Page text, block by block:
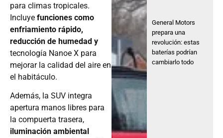
para climas tropicales.
Incluye funciones como
enfriamiento rápido,
reducción de humedad y
tecnología Nanoe X para
mejorar la calidad del aire en
el habitáculo.
Además, la SUV integra
apertura manos libres para
la compuerta trasera,
iluminación ambiental
General Motors
prepara una
revolución: estas
baterías podrían
cambiarlo todo